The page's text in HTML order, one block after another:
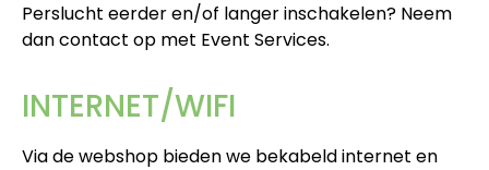
Perslucht eerder en/of langer inschakelen? Neem
dan contact op met Event Services.
INTERNET/WIFI
Via de webshop bieden we bekabeld internet en